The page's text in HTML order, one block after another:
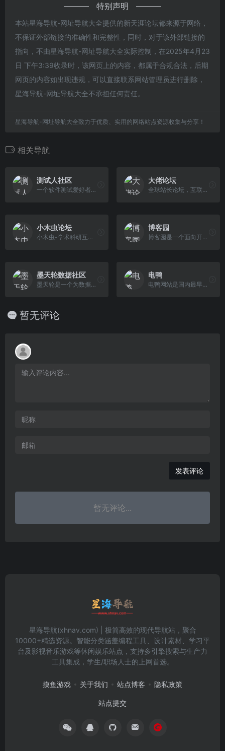
特别声明
本站星海导航-网址导航大全提供的新天涯论坛都来源于网络，
不保证外部链接的准确性和完整性，同时，对于该外部链接的
指向，不由星海导航-网址导航大全实际控制，在2025年4月23
日 下午3:39收录时，该网页上的内容，都属于合规合法，后期
网页的内容如出现违规，可以直接联系网站管理员进行删除，
星海导航-网址导航大全不承担任何责任。
星海导航-网址导航大全致力于优质、实用的网络站点资源收集与分享！
相关导航
测试人社区
一个软件测试爱好者的技术交流社区。
大佬论坛
全球站长论坛，互联网站长综合交流，十年之约博主论坛，生活分享平台，收集各路资源福利、主题插件，域名行情等内容；涉猎范围不局限于互联网圈子。
小木虫论坛
小木虫-学术科研互动平台。
博客园
博客园是一个面向开发者的知识分享社区。自创建以来，博客园一直致力并专注于为开发者打造一个纯净的技术交流社区，推动并帮助开发者通过互联网分享知识，从而让更多开发者从中受益。博客园的使命是帮助开发者用代码改变世界。
墨天轮数据社区
墨天轮是一个为数据人成长交流提供的一站式服务平台，致力于在新时代下打造全新的学习形态、构建完整的知识体系、建设一个有温度的技术社区，持续促进数据领域的知识传播和技术创新。
电鸭
电鸭网站是国内最早的远程工作网站，也是互联网工作者们的聚集地。在网站，我们进行有价值的话题讨论，也分享远程、外包、零活、兼职、驻场等非主流工作机会。「只工作，不上班」是我们倡导的工作态度。
暂无评论
发表评论
暂无评论...
星海导航(xhnav.com) | 极简高效的现代导航站，聚合
10000+精选资源。智能分类涵盖编程工具、设计素材、学习平
台及影视音乐游戏等休闲娱乐站点，支持多引擎搜索与生产力
工具集成，学生/职场人士的上网首选。
摸鱼游戏 关于我们 站点博客 隐私政策
站点提交